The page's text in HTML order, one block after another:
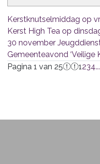
Kerstknutselmiddag op
Kerst High Tea op
30 november
Gemeenteavond ‘Veilige
Pagina 1 van 25
1234...